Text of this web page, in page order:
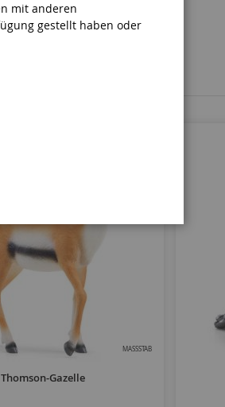
MASSSTAB
Thomson-Gazelle
mit anderen
gestellt haben oder